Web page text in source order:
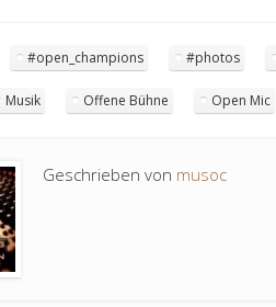
#open_champions #photos
Musik Offene Bühne Open Mic
Geschrieben von musoc